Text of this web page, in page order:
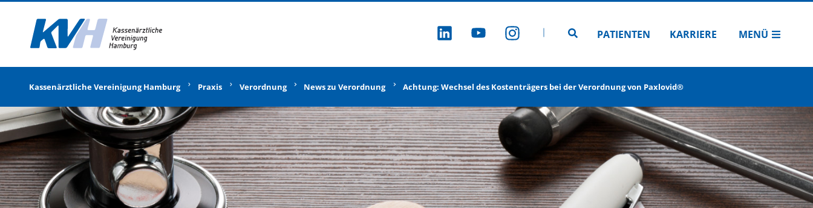
ZU LINKEDIN
ZU YOUTUBE
ZU INSTAGRAM
Zur Seitensuche
PATIENTEN KARRIERE MENÜ
Kassenärztliche Vereinigung Hamburg Praxis Verordnung News zu Verordnung Achtung: Wechsel des Kostenträgers bei der Verordnung von Paxlovid®